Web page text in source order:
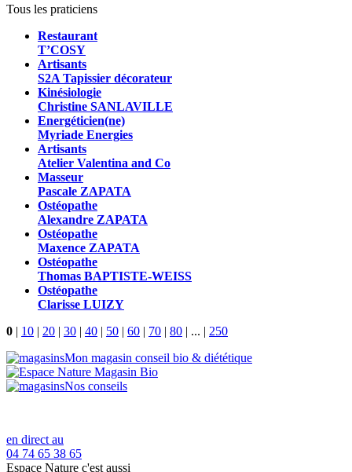
Tous les praticiens
Restaurant
T’COSY
Artisants
S2A Tapissier décorateur
Kinésiologie
Christine SANLAVILLE
Energéticien(ne)
Myriade Energies
Artisants
Atelier Valentina and Co
Masseur
Pascale ZAPATA
Ostéopathe
Alexandre ZAPATA
Ostéopathe
Maxence ZAPATA
Ostéopathe
Thomas BAPTISTE-WEISS
Ostéopathe
Clarisse LUIZY
0 | 10 | 20 | 30 | 40 | 50 | 60 | 70 | 80 | ... | 250
Mon magasin conseil bio & diététique
Nos conseils
en direct au
04 74 65 38 65
Espace Nature c'est aussi